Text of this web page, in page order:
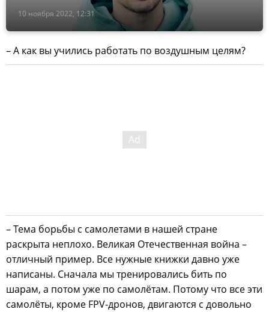
10 ноября 2022, 12:31
– А как вы учились работать по воздушным целям?
– Тема борьбы с самолетами в нашей стране
раскрыта неплохо. Великая Отечественная война –
отличный пример. Все нужные книжки давно уже
написаны. Сначала мы тренировались бить по
шарам, а потом уже по самолётам. Потому что все эти
самолёты, кроме FPV-дронов, двигаются с довольно